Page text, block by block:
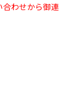
わせから御連